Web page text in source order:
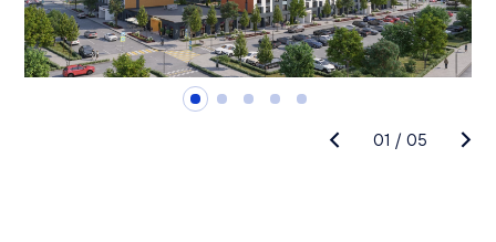
01 / 05